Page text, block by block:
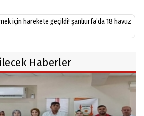
için harekete geçildi! şanlıurfa’da 18 havuz
Haberler